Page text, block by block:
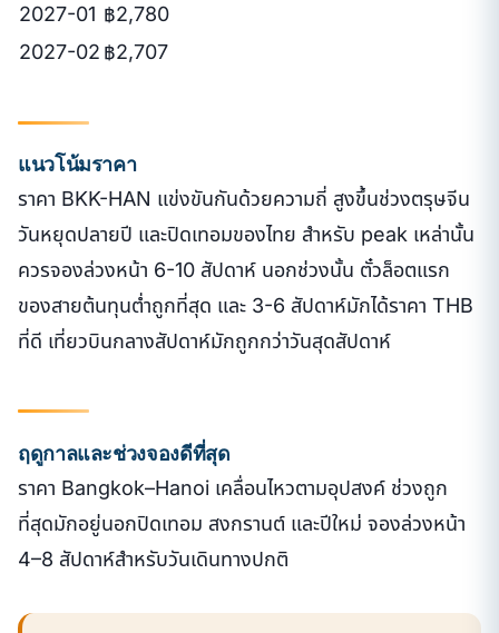
2027-01 ฿2,780
2027-02 ฿2,707
แนวโน้มราคา
ราคา BKK-HAN แข่งขันกันด้วยความถี่ สูงขึ้นช่วงตรุษจีน
วันหยุดปลายปี และปิดเทอมของไทย สำหรับ peak เหล่านั้น
ควรจองล่วงหน้า 6-10 สัปดาห์ นอกช่วงนั้น ตั๋วล็อตแรก
ของสายต้นทุนต่ำถูกที่สุด และ 3-6 สัปดาห์มักได้ราคา THB
ที่ดี เที่ยวบินกลางสัปดาห์มักถูกกว่าวันสุดสัปดาห์
ฤดูกาลและช่วงจองดีที่สุด
ราคา Bangkok–Hanoi เคลื่อนไหวตามอุปสงค์ ช่วงถูก
ที่สุดมักอยู่นอกปิดเทอม สงกรานต์ และปีใหม่ จองล่วงหน้า
4–8 สัปดาห์สำหรับวันเดินทางปกติ